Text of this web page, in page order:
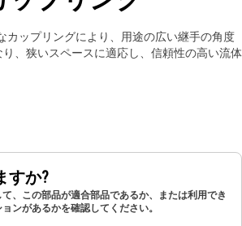
ップリングにより、用途の広い継手の角度
、狭いスペースに適応し、信頼性の高い流体
すか?
、この部品が適合部品であるか、または利用でき
ンがあるかを確認してください。